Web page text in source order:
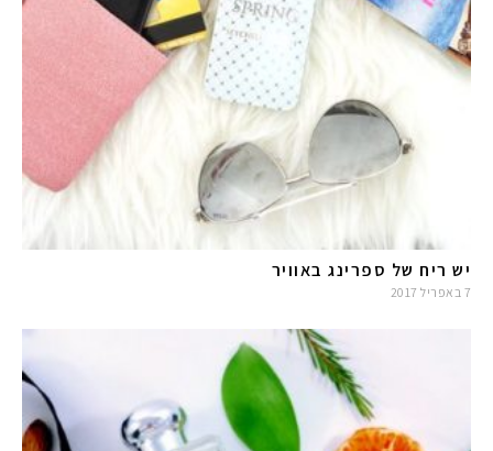
יש ריח של ספרינג באוויר
7 באפריל 2017